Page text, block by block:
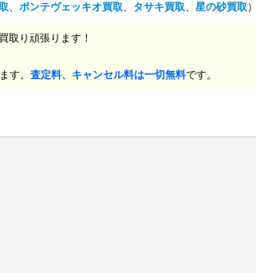
、 ポンテヴェッキオ買取、 タサキ買取、 星の砂買取 ）
取り頑張ります！
す。 査定料、キャンセル料は一切無料です。